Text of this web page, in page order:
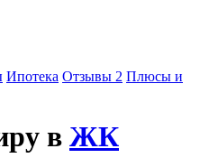
Ипотека Отзывы 2 Плюсы и
в ЖК